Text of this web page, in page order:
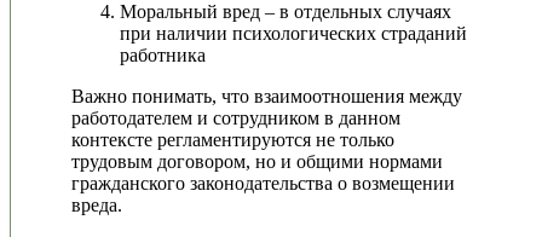
Моральный вред – в отдельных случаях
при наличии психологических страданий
работника
Важно понимать, что взаимоотношения между
работодателем и сотрудником в данном
контексте регламентируются не только
трудовым договором, но и общими нормами
гражданского законодательства о возмещении
вреда.